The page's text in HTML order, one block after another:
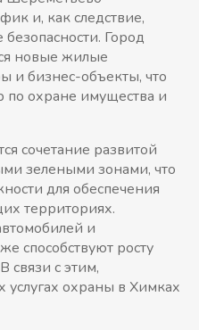
и, как следствие,
Город
новые жилые
и бизнес-объекты, что
по охране имущества и
сочетание развитой
зелеными зонами, что
для обеспечения
территориях.
и
способствуют росту
связи с этим,
услугах охраны в Химках